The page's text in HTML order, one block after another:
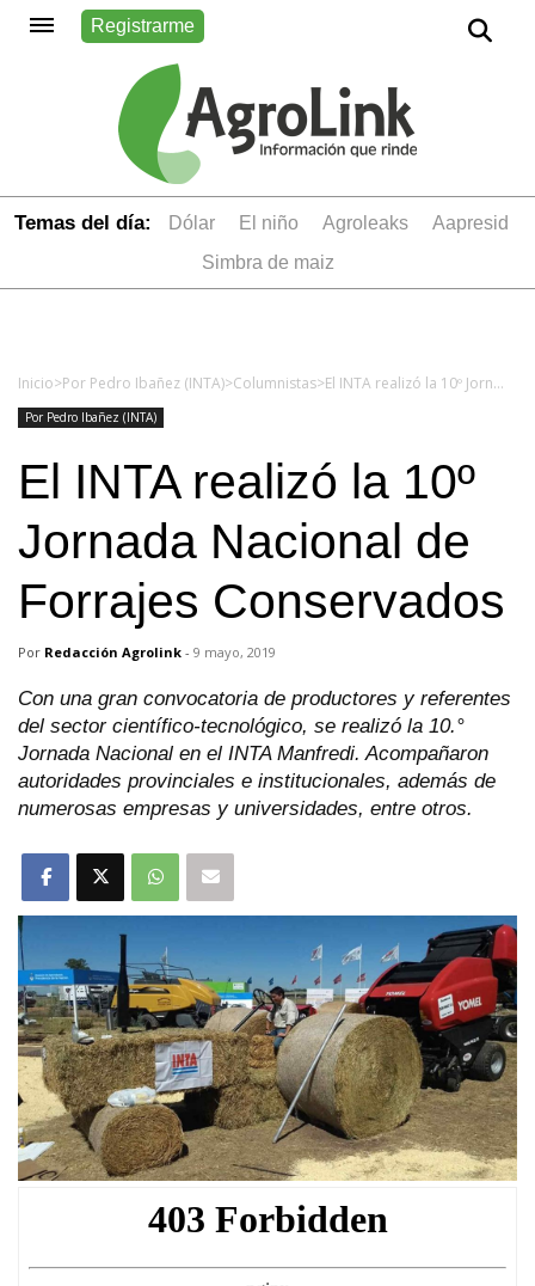
Registrarme
Temas del día: dólar el niño Agroleaks
aapresid
simbra de maiz
Inicio>Por Pedro Ibañez (INTA)>Columnistas> El INTA realizó la 10º Jornada Nacional de Forrajes Conservados
Por Pedro Ibañez (INTA)
El INTA realizó la 10º
Jornada Nacional de
Forrajes Conservados
Por Redacción Agrolink - 9 mayo, 2019
Con una gran convocatoria de productores y referentes
del sector científico-tecnológico, se realizó la 10.°
Jornada Nacional en el INTA Manfredi. Acompañaron
autoridades provinciales e institucionales, además de
numerosas empresas y universidades, entre otros.